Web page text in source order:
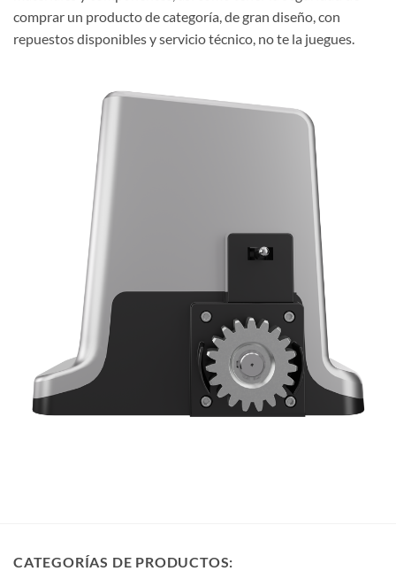
comprar un producto de categoría, de gran diseño, con
repuestos disponibles y servicio técnico, no te la juegues.
CATEGORÍAS DE PRODUCTOS: